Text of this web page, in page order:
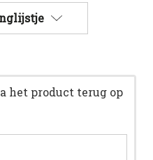
het product terug op